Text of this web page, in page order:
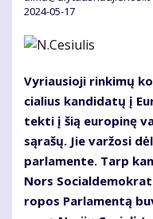
2024-05-17
Vy­riau­sio­ji rin­ki­mų
cia­lius kan­di­da­tų į
tek­ti į šią eu­ro­pi­nę
są­ra­šų. Jie var­žo­si
par­la­men­te. Tarp
Nors
ro­pos Par­la­men­tą